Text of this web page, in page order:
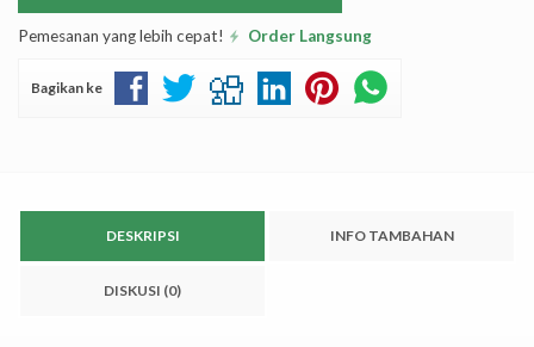
Pemesanan yang lebih cepat! Order Langsung
Bagikan ke
DESKRIPSI INFO TAMBAHAN
DISKUSI (0)